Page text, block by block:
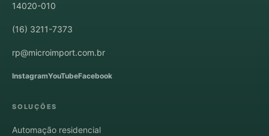
14020-010
(16) 3211-7373
rp@microimport.com.br
InstagramYouTubeFacebook
SOLUÇÕES
Automação residencial